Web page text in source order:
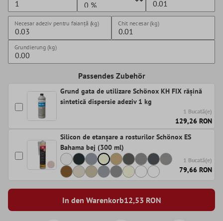
Necesar adeziv pentru faianță (kg) Chit necesar (kg)
Grundierung (kg)
Passendes Zubehör
Grund gata de utilizare Schönox KH FIX rășină
sintetică dispersie adeziv 1 kg
1 Bucată(e)
129,26 RON
Silicon de etanșare a rosturilor Schönox ES
Bahama bej (300 ml)
1 Bucată(e)
79,66 RON
In den Warenkorb12,53 RON